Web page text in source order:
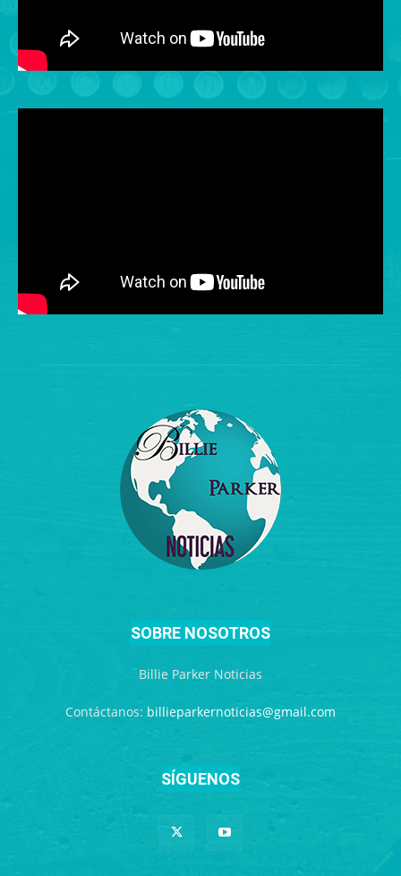
SOBRE NOSOTROS
Billie Parker Noticias
Contáctanos: billieparkernoticias@gmail.com
SÍGUENOS